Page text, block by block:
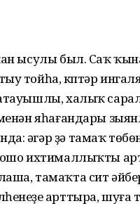
ысулы был. Саҡ
тойһа, күптәр
халыҡ
яһағандары
әгәр ҙә тамаҡ
ихтималлыҡты
тамаҡта сит
арттыра,